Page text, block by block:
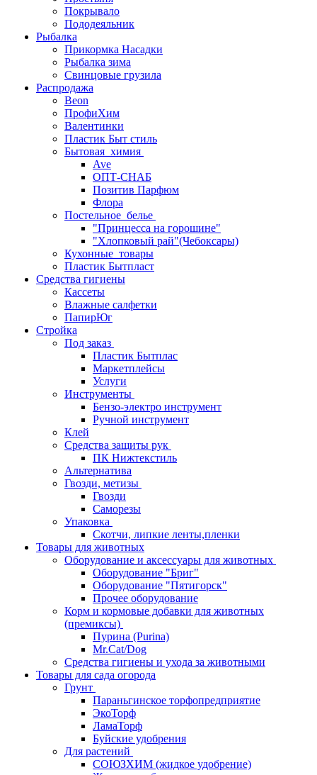
Покрывало
Пододеяльник
Рыбалка
Прикормка Насадки
Рыбалка зима
Свинцовые грузила
Распродажа
Beon
ПрофиХим
Валентинки
Пластик Быт стиль
Бытовая_химия
Ave
ОПТ-СНАБ
Позитив Парфюм
Флора
Постельное_белье
"Принцесса на горошине"
"Хлопковый рай"(Чебоксары)
Кухонные_товары
Пластик Бытпласт
Средства гигиены
Кассеты
Влажные салфетки
ПапирЮг
Стройка
Под заказ
Пластик Бытплас
Маркетплейсы
Услуги
Инструменты
Бензо-электро инструмент
Ручной инструмент
Клей
Средства защиты рук
ПК Нижтекстиль
Альтернатива
Гвозди, метизы
Гвозди
Саморезы
Упаковка
Скотчи, липкие ленты,пленки
Товары для животных
Оборудование и аксессуары для животных
Оборудование "Бриг"
Оборудование "Пятигорск"
Прочее оборудование
Корм и кормовые добавки для животных
(премиксы)
Пурина (Purina)
Mr.Cat/Dog
Средства гигиены и ухода за животными
Товары для сада огорода
Грунт
Параньгинское торфопредприятие
ЭкоТорф
ЛамаТорф
Буйские удобрения
Для растений
СОЮЗХИМ (жидкое удобрение)